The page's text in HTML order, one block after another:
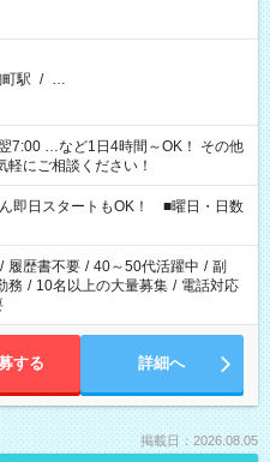
駅 / …
…など1日4時間～OK！ その他
軽にご相談ください！
即日スタートもOK！ ■曜日・日数
/ 履歴書不要 / 40～50代活躍中 / 副
務 / 10名以上の大量募集 / 電話対応
する 詳細へ
掲載日：2026.08.05